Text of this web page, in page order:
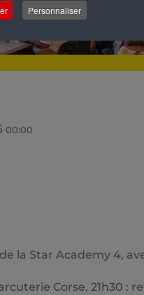
Personnaliser
00:00
la Star Academy 4,
Corse. 21h30 :